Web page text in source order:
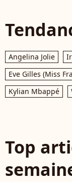
Angelina Jolie
Eve Gilles (Miss
Kylian Mbappé
Top